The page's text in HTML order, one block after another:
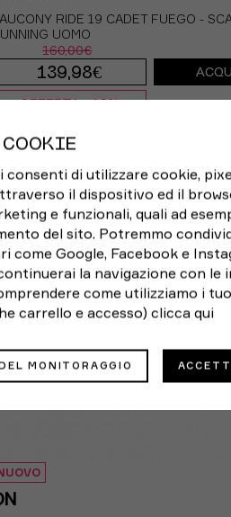
RIDE 19 CADET FUEGO -
UOMO
160,00€
139,98€
EUR 41 / US 8
EUR 42,5 / US 9 EUR 43 /
EUR 44 / US 10 EUR 44,5 /
EUR 45 / US 11 EUR 46 /
EUR 46,5 / US 12
di utilizzare cookie,
il dispositivo ed il
e funzionali, quali ad
del sito. Potremmo
Google, Facebook e
la navigazione con le
come utilizziamo i
carrello e accesso) clicca qui
MONITORAGGIO